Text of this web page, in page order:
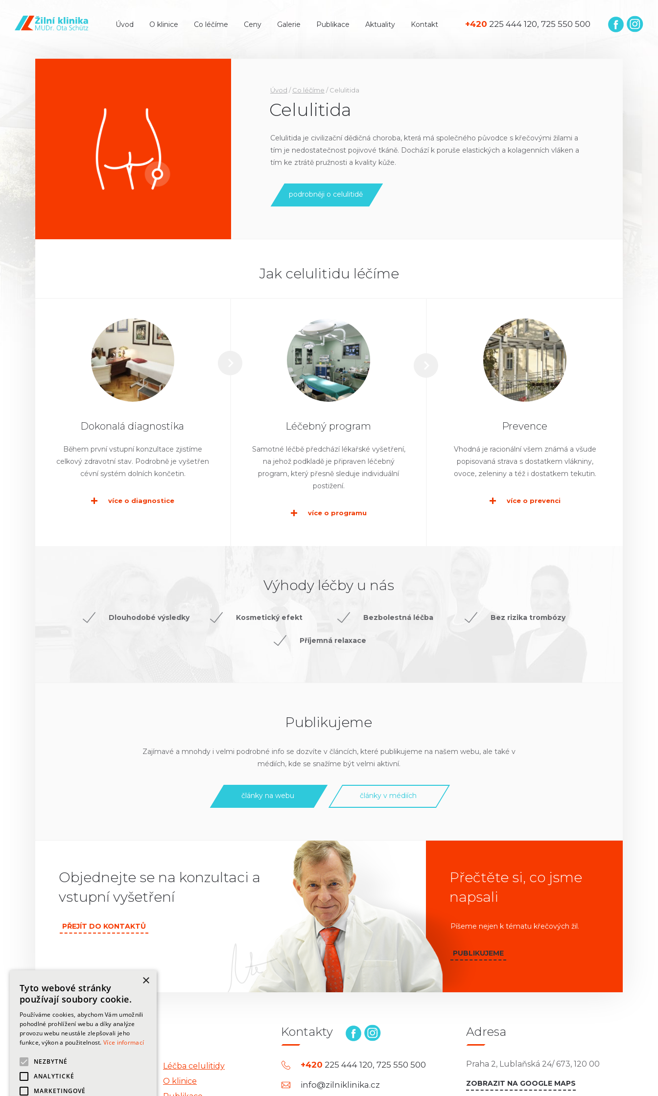
Úvod O klinice Co léčíme Ceny Galerie Publikace Aktuality Kontakt +420 225 444 120, 725 550 500
Úvod /Co léčíme /Celulitida
Celulitida
Celulitida je civilizační dědičná choroba, která má společného původce s křečovými žilami a
tím je nedostatečnost pojivové tkáně. Dochází k poruše elastických a kolagenních vláken a
tím ke ztrátě pružnosti a kvality kůže.
podrobněji o celulitidě
Jak celulitidu léčíme
Dokonalá diagnostika
Během první vstupní konzultace zjistíme
celkový zdravotní stav. Podrobně je vyšetřen
cévní systém dolních končetin.
více o diagnostice
Léčebný program
Samotné léčbě předchází lékařské vyšetření,
na jehož podkladě je připraven léčebný
program, který přesně sleduje individuální
postižení.
více o programu
Prevence
Vhodná je racionální všem známá a všude
popisovaná strava s dostatkem vlákniny,
ovoce, zeleniny a též i dostatkem tekutin.
více o prevenci
Výhody léčby u nás
Dlouhodobé výsledky Kosmetický efekt Bezbolestná léčba Bez rizika trombózy
Příjemná relaxace
Publikujeme
Zajímavé a mnohdy i velmi podrobné info se dozvíte v článcích, které publikujeme na našem webu, ale také v
médiích, kde se snažíme být velmi aktivní.
články na webu články v médiích
Přečtěte si, co jsme
napsali
Píšeme nejen k tématu křečových žil.
PUBLIKUJEME
Objednejte se na konzultaci a
vstupní vyšetření
PŘEJÍT DO KONTAKTŮ
Informace
Léčba křečových žil
Léčba celulitidy
Léčba znamének
O klinice
Kontakty
+420 225 444 120, 725 550 500
info@zilniklinika.cz
Adresa
Praha 2, Lublaňská 24/ 673, 120 00
ZOBRAZIT NA GOOGLE MAPS
×
Tyto webové stránky
používají soubory cookie.
Používáme cookies, abychom Vám umožnili
pohodlné prohlížení webu a díky analýze
provozu webu neustále zlepšovali jeho
funkce, výkon a použitelnost.Více informací
NEZBYTNÉ
ANALYTICKÉ
MARKETINGOVÉ